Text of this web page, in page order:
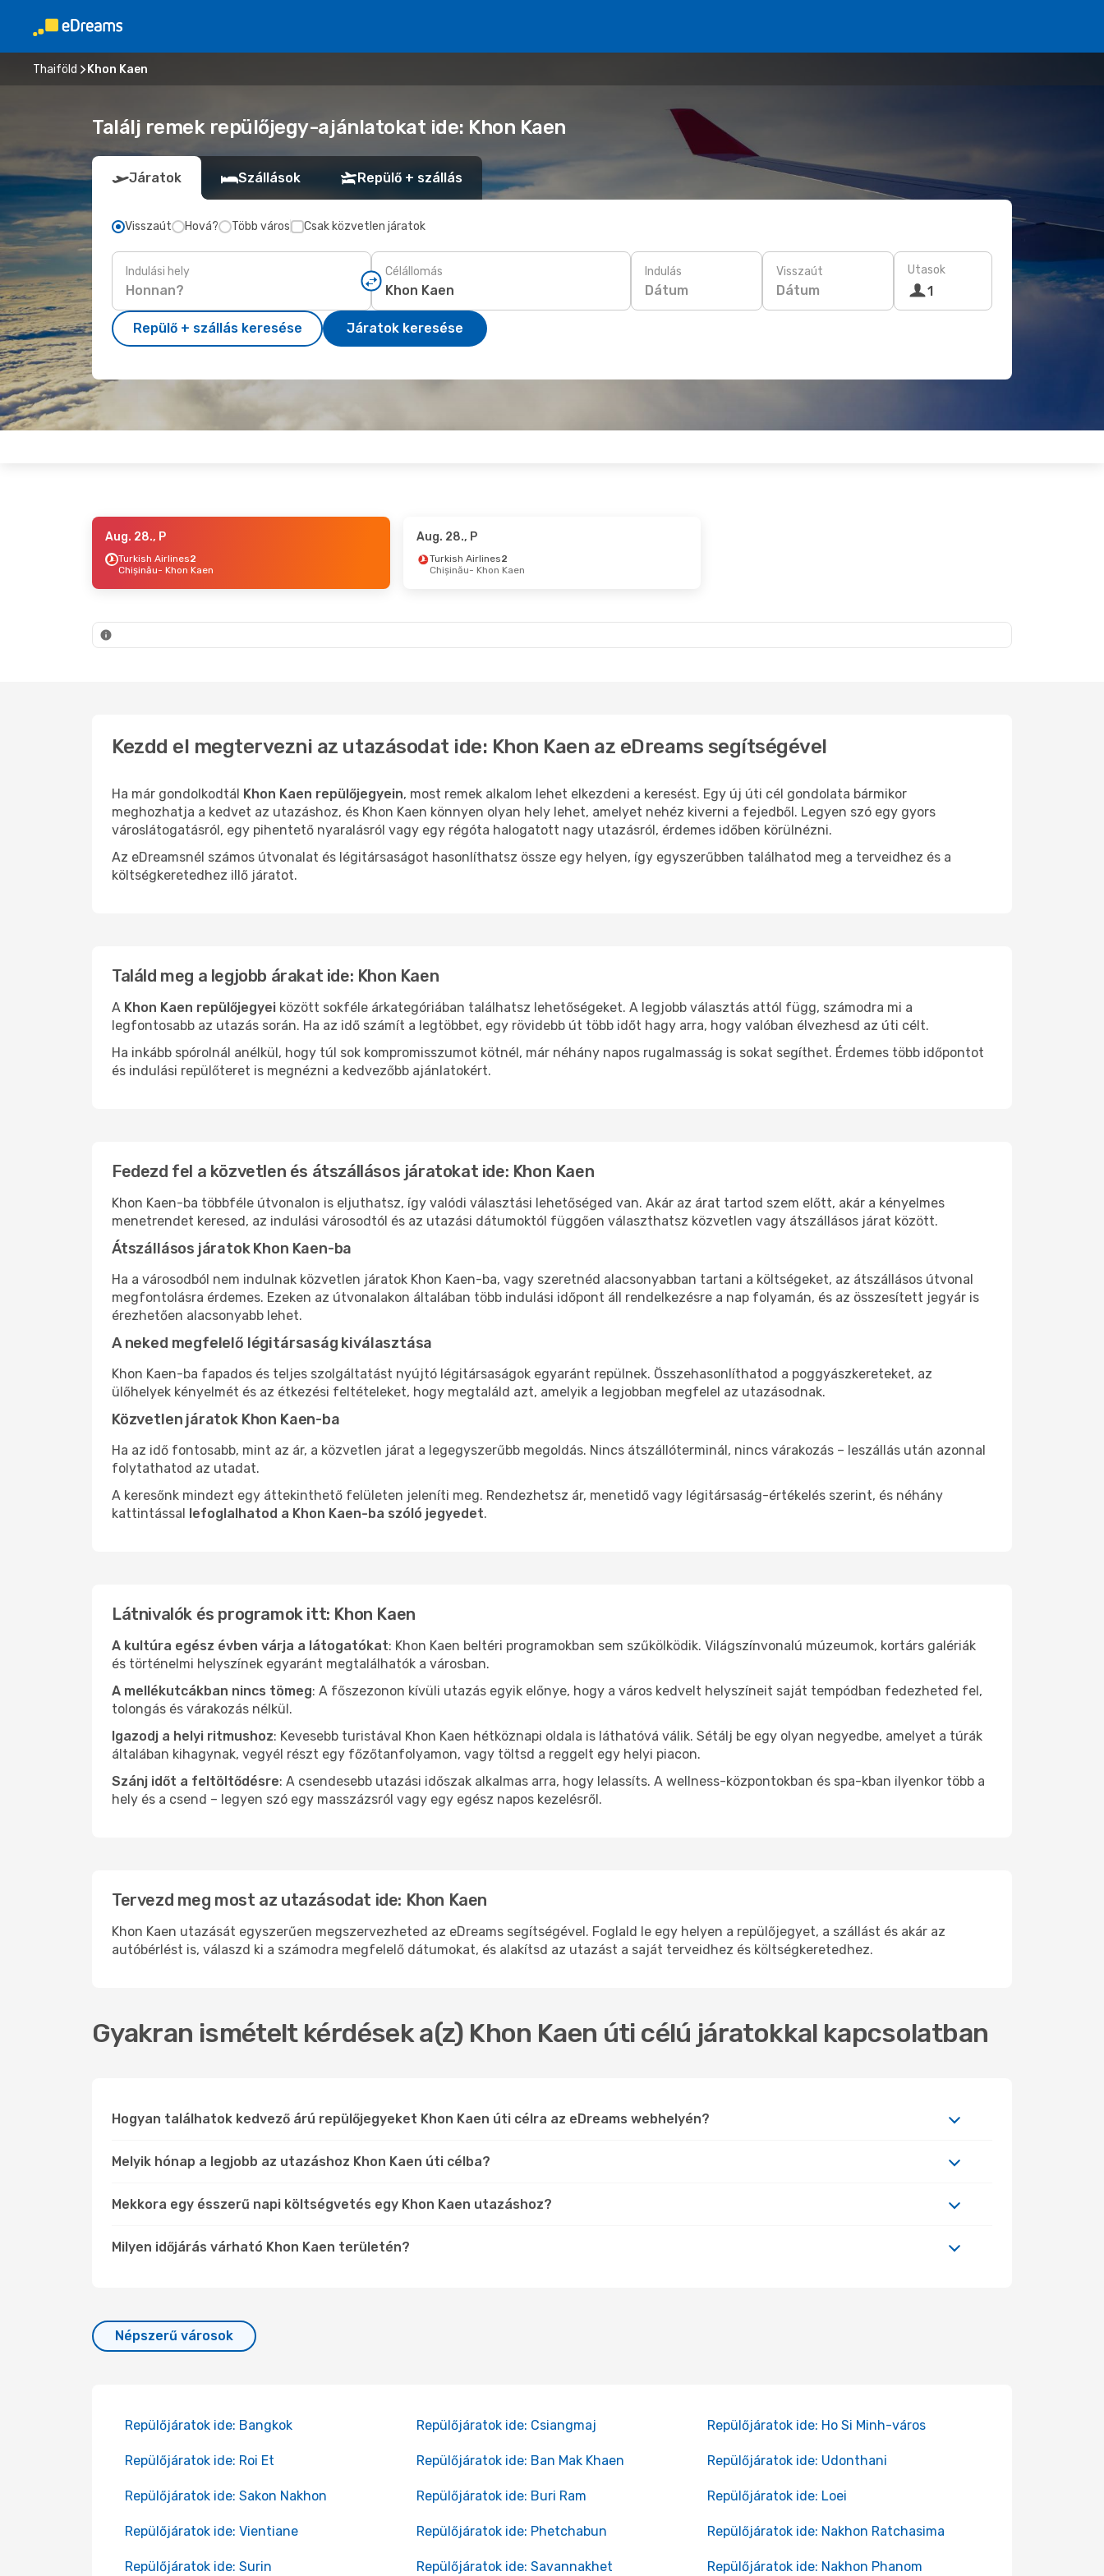
Thaiföld Khon Kaen
Találj remek repülőjegy-ajánlatokat ide: Khon Kaen
Járatok Szállások Repülő + szállás
Visszaút Hová? Több város Csak közvetlen járatok
Indulási hely Célállomás Indulás
Dátum
Visszaút
Dátum
Utasok
1
Repülő + szállás keresése Járatok keresése
Aug. 28., P
Turkish Airlines2
Chișinău- Khon Kaen
Aug. 28., P
Turkish Airlines2
Chișinău- Khon Kaen
Kezdd el megtervezni az utazásodat ide: Khon Kaen az eDreams segítségével
Ha már gondolkodtál Khon Kaen repülőjegyein, most remek alkalom lehet elkezdeni a keresést. Egy új úti cél gondolata bármikor
meghozhatja a kedvet az utazáshoz, és Khon Kaen könnyen olyan hely lehet, amelyet nehéz kiverni a fejedből. Legyen szó egy gyors
városlátogatásról, egy pihentető nyaralásról vagy egy régóta halogatott nagy utazásról, érdemes időben körülnézni.
Az eDreamsnél számos útvonalat és légitársaságot hasonlíthatsz össze egy helyen, így egyszerűbben találhatod meg a terveidhez és a
költségkeretedhez illő járatot.
Találd meg a legjobb árakat ide: Khon Kaen
A Khon Kaen repülőjegyei között sokféle árkategóriában találhatsz lehetőségeket. A legjobb választás attól függ, számodra mi a
legfontosabb az utazás során. Ha az idő számít a legtöbbet, egy rövidebb út több időt hagy arra, hogy valóban élvezhesd az úti célt.
Ha inkább spórolnál anélkül, hogy túl sok kompromisszumot kötnél, már néhány napos rugalmasság is sokat segíthet. Érdemes több időpontot
és indulási repülőteret is megnézni a kedvezőbb ajánlatokért.
Fedezd fel a közvetlen és átszállásos járatokat ide: Khon Kaen
Khon Kaen-ba többféle útvonalon is eljuthatsz, így valódi választási lehetőséged van. Akár az árat tartod szem előtt, akár a kényelmes
menetrendet keresed, az indulási városodtól és az utazási dátumoktól függően választhatsz közvetlen vagy átszállásos járat között.
Átszállásos járatok Khon Kaen-ba
Ha a városodból nem indulnak közvetlen járatok Khon Kaen-ba, vagy szeretnéd alacsonyabban tartani a költségeket, az átszállásos útvonal
megfontolásra érdemes. Ezeken az útvonalakon általában több indulási időpont áll rendelkezésre a nap folyamán, és az összesített jegyár is
érezhetően alacsonyabb lehet.
A neked megfelelő légitársaság kiválasztása
Khon Kaen-ba fapados és teljes szolgáltatást nyújtó légitársaságok egyaránt repülnek. Összehasonlíthatod a poggyászkereteket, az
ülőhelyek kényelmét és az étkezési feltételeket, hogy megtaláld azt, amelyik a legjobban megfelel az utazásodnak.
Közvetlen járatok Khon Kaen-ba
Ha az idő fontosabb, mint az ár, a közvetlen járat a legegyszerűbb megoldás. Nincs átszállóterminál, nincs várakozás – leszállás után azonnal
folytathatod az utadat.
A keresőnk mindezt egy áttekinthető felületen jeleníti meg. Rendezhetsz ár, menetidő vagy légitársaság-értékelés szerint, és néhány
kattintással lefoglalhatod a Khon Kaen-ba szóló jegyedet.
Látnivalók és programok itt: Khon Kaen
A kultúra egész évben várja a látogatókat: Khon Kaen beltéri programokban sem szűkölködik. Világszínvonalú múzeumok, kortárs galériák
és történelmi helyszínek egyaránt megtalálhatók a városban.
A mellékutcákban nincs tömeg: A főszezonon kívüli utazás egyik előnye, hogy a város kedvelt helyszíneit saját tempódban fedezheted fel,
tolongás és várakozás nélkül.
Igazodj a helyi ritmushoz: Kevesebb turistával Khon Kaen hétköznapi oldala is láthatóvá válik. Sétálj be egy olyan negyedbe, amelyet a túrák
általában kihagynak, vegyél részt egy főzőtanfolyamon, vagy töltsd a reggelt egy helyi piacon.
Szánj időt a feltöltődésre: A csendesebb utazási időszak alkalmas arra, hogy lelassíts. A wellness-központokban és spa-kban ilyenkor több a
hely és a csend – legyen szó egy masszázsról vagy egy egész napos kezelésről.
Tervezd meg most az utazásodat ide: Khon Kaen
Khon Kaen utazását egyszerűen megszervezheted az eDreams segítségével. Foglald le egy helyen a repülőjegyet, a szállást és akár az
autóbérlést is, válaszd ki a számodra megfelelő dátumokat, és alakítsd az utazást a saját terveidhez és költségkeretedhez.
Gyakran ismételt kérdések a(z) Khon Kaen úti célú járatokkal kapcsolatban
Hogyan találhatok kedvező árú repülőjegyeket Khon Kaen úti célra az eDreams webhelyén?
Melyik hónap a legjobb az utazáshoz Khon Kaen úti célba?
Mekkora egy ésszerű napi költségvetés egy Khon Kaen utazáshoz?
Milyen időjárás várható Khon Kaen területén?
Népszerű városok
Repülőjáratok ide: Bangkok Repülőjáratok ide: Csiangmaj Repülőjáratok ide: Ho Si Minh-város
Repülőjáratok ide: Roi Et Repülőjáratok ide: Ban Mak Khaen Repülőjáratok ide: Udonthani
Repülőjáratok ide: Sakon Nakhon Repülőjáratok ide: Buri Ram Repülőjáratok ide: Loei
Repülőjáratok ide: Vientiane Repülőjáratok ide: Phetchabun Repülőjáratok ide: Nakhon Ratchasima
Repülőjáratok ide: Surin Repülőjáratok ide: Savannakhet Repülőjáratok ide: Nakhon Phanom